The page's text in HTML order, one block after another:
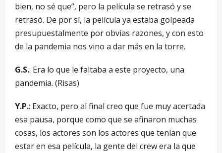
bien, no sé que”, pero la película se retrasó y se
retrasó. De por sí, la película ya estaba golpeada
presupuestalmente por obvias razones, y con esto
de la pandemia nos vino a dar más en la torre.
G.S.: Era lo que le faltaba a este proyecto, una
pandemia. (Risas)
Y.P.: Exacto, pero al final creo que fue muy acertada
esa pausa, porque como que se afinaron muchas
cosas, los actores son los actores que tenían que
estar en esa película, la gente del crew era la que